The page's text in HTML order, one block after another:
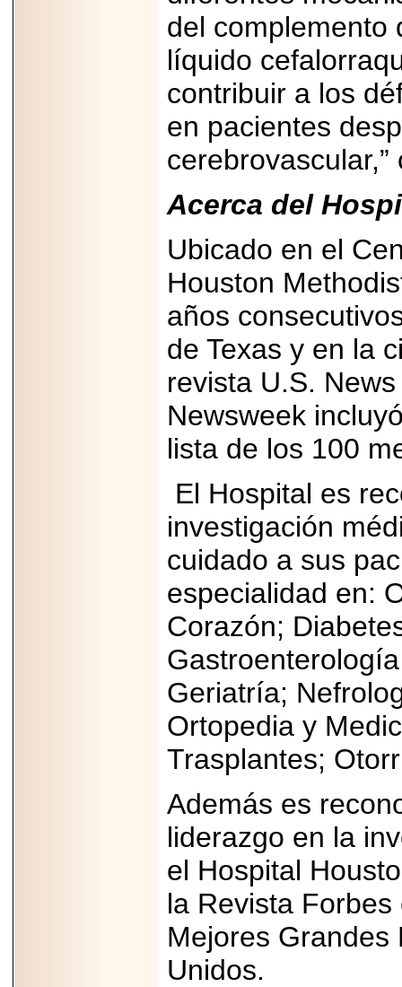
del complemento
líquido
contribuir a los
en pacientes
Acerca del
Ubicado en el
Houston
años
de Texas y en la
revista U.S.
Newsweek
lista de los 100
El Hospital es
investigación
cuidado a sus
especialidad en:
Corazón;
Geriatría;
Ortopedia y
Trasplantes;
Además es
liderazgo en la
el Hospital
la Revista
Mejores Grandes
Unidos.